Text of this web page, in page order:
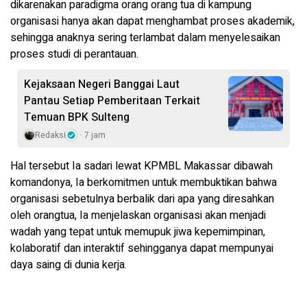
dikarenakan paradigma orang orang tua di kampung
organisasi hanya akan dapat menghambat proses akademik,
sehingga anaknya sering terlambat dalam menyelesaikan
proses studi di perantauan.
Kejaksaan Negeri Banggai Laut
Pantau Setiap Pemberitaan Terkait
Temuan BPK Sulteng
Redaksi 7 jam
Hal tersebut Ia sadari lewat KPMBL Makassar dibawah
komandonya, Ia berkomitmen untuk membuktikan bahwa
organisasi sebetulnya berbalik dari apa yang diresahkan
oleh orangtua, Ia menjelaskan organisasi akan menjadi
wadah yang tepat untuk memupuk jiwa kepemimpinan,
kolaboratif dan interaktif sehingganya dapat mempunyai
daya saing di dunia kerja.